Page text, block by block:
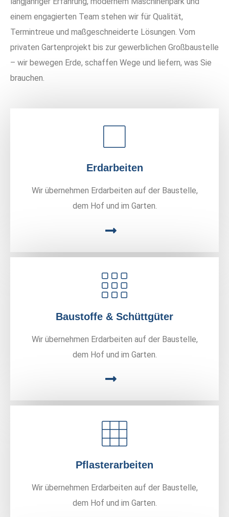
einem engagierten Team stehen wir für Qualität,
Termintreue und maßgeschneiderte Lösungen. Vom
privaten Gartenprojekt bis zur gewerblichen Großbaustelle
– wir bewegen Erde, schaffen Wege und liefern, was Sie
brauchen.
Erdarbeiten
Wir übernehmen Erdarbeiten auf der Baustelle,
dem Hof und im Garten.
Baustoffe & Schüttgüter
Wir übernehmen Erdarbeiten auf der Baustelle,
dem Hof und im Garten.
Pflasterarbeiten
Wir übernehmen Erdarbeiten auf der Baustelle,
dem Hof und im Garten.